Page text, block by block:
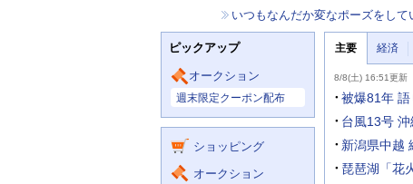
ワ
ー
力
補
助
を
開
く
ら
せ
いつもなんだか変なポーズをして
ピックアップ
オークション
週末限定クーポン配布
サ
ビ
ショッピング
オークション
ュ
ス
主要 経済
要
ニ
ー
8/8(土) 16:51更新
被爆81年
台風13号
新潟県中越
琵琶湖「花